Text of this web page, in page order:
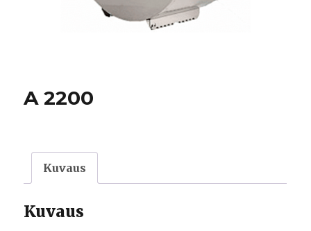
A 2200
Kuvaus
Kuvaus